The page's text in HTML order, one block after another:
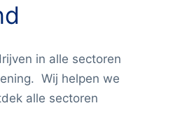
in alle sectoren
Wij helpen we
alle sectoren